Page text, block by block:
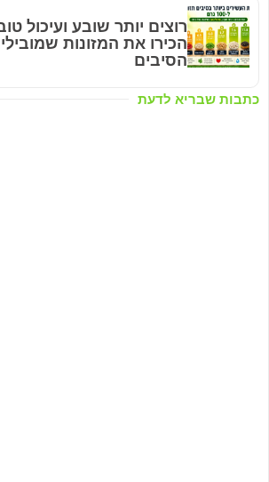
כתבות שבריא לדעת
רוצים יותר שובע ועיכול
הכירו את המזונות
הסיבים